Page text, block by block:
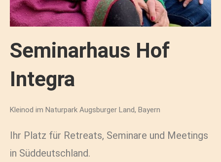
Seminarhaus Hof
Integra
Kleinod im Naturpark Augsburger Land, Bayern
Ihr Platz für Retreats, Seminare und Meetings
in Süddeutschland.